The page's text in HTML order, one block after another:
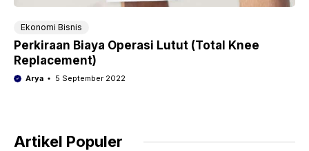
Ekonomi Bisnis
Perkiraan Biaya Operasi Lutut (Total Knee
Replacement)
Arya 5 September 2022
Artikel Populer